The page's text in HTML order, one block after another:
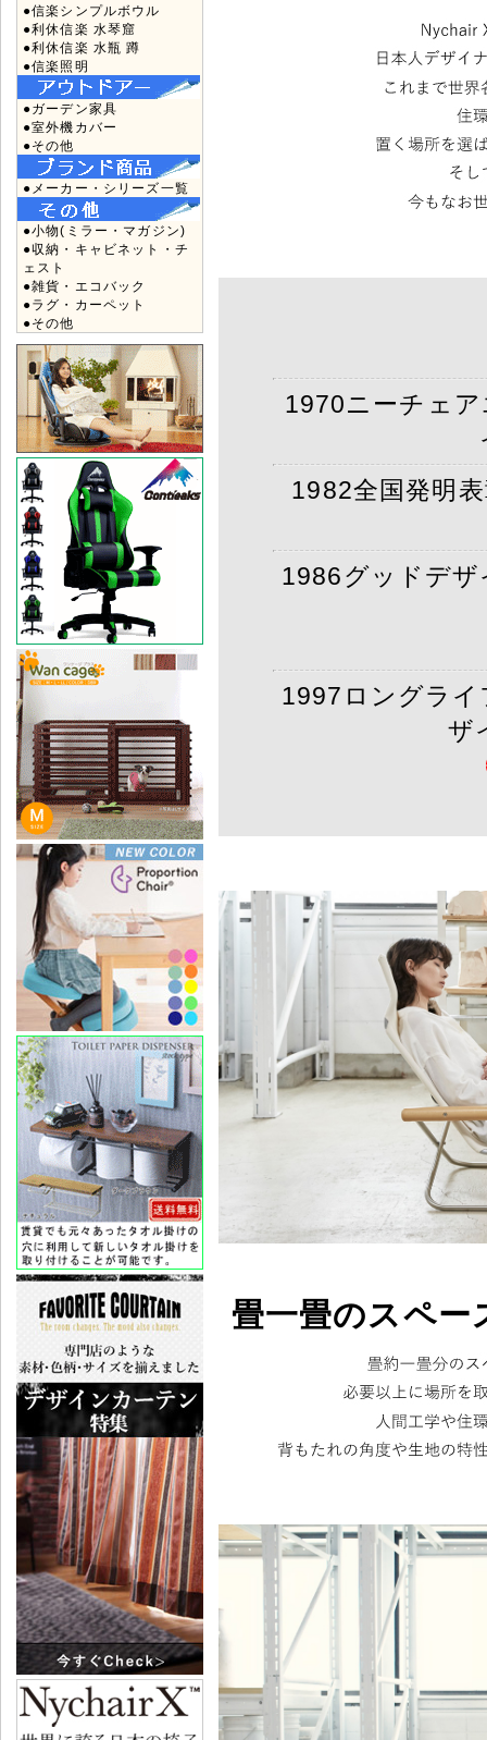
●信楽シンプルボウル
●利休信楽 水琴窟
●利休信楽 水瓶 蹲
●信楽照明
●ガーデン家具
●室外機カバー
●その他
●メーカー・シリーズ一覧
●小物(ミラー・マガジン)
●収納・キャビネット・チ
ェスト
●雑貨・エコバック
●ラグ・カーペット
●その他
1970ニーチェ
1982全国発明
1986グッドデザ
1997ロングライ
ザ
畳一畳のスペー